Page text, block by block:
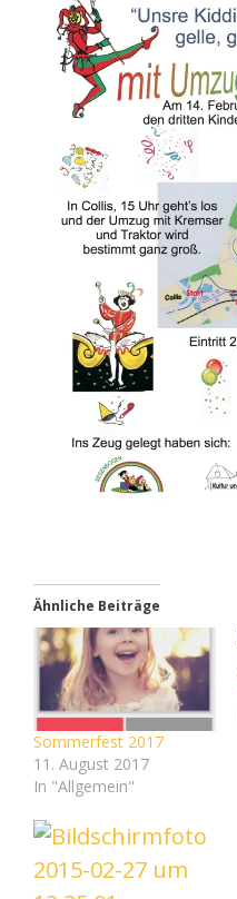
Ähnliche Beiträge
Sommerfest 2017
11. August 2017
In "Allgemein"